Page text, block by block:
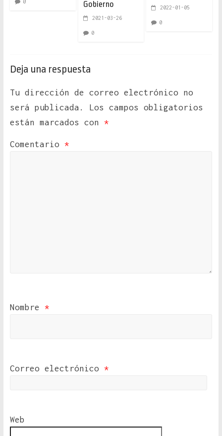
0 Gobierno
2021-03-26
0
2022-01-05
0
Deja una respuesta
Tu dirección de correo electrónico no
será publicada.
Los campos obligatorios
están marcados con *
Comentario *
Nombre *
Correo electrónico *
Web